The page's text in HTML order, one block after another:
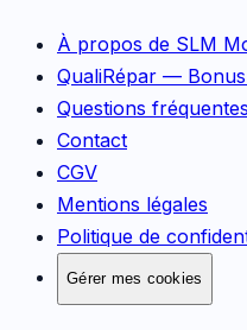
À propos de SLM
QualiRépar —
Questions fréquentes
Contact
CGV
Mentions légales
Politique de
Gérer mes cookies